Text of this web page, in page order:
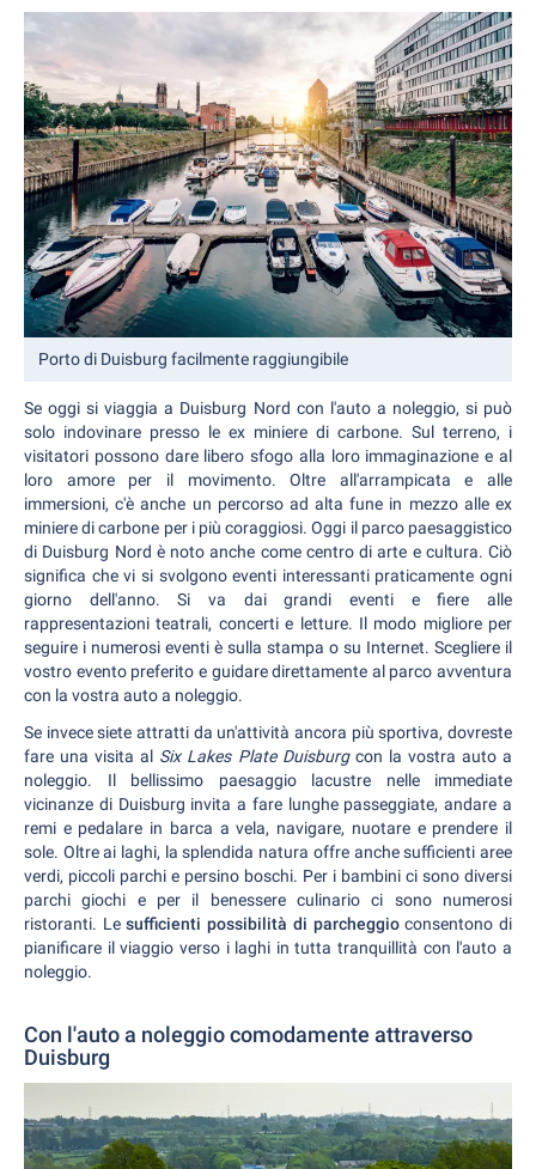
Porto di Duisburg facilmente raggiungibile
Se oggi si viaggia a Duisburg Nord con l'auto a noleggio, si può
solo indovinare presso le ex miniere di carbone. Sul terreno, i
visitatori possono dare libero sfogo alla loro immaginazione e al
loro amore per il movimento. Oltre all'arrampicata e alle
immersioni, c'è anche un percorso ad alta fune in mezzo alle ex
miniere di carbone per i più coraggiosi. Oggi il parco paesaggistico
di Duisburg Nord è noto anche come centro di arte e cultura. Ciò
significa che vi si svolgono eventi interessanti praticamente ogni
giorno dell'anno. Si va dai grandi eventi e fiere alle
rappresentazioni teatrali, concerti e letture. Il modo migliore per
seguire i numerosi eventi è sulla stampa o su Internet. Scegliere il
vostro evento preferito e guidare direttamente al parco avventura
con la vostra auto a noleggio.
Se invece siete attratti da un'attività ancora più sportiva, dovreste
fare una visita al Six Lakes Plate Duisburgcon la vostra auto a
noleggio. Il bellissimo paesaggio lacustre nelle immediate
vicinanze di Duisburg invita a fare lunghe passeggiate, andare a
remi e pedalare in barca a vela, navigare, nuotare e prendere il
sole. Oltre ai laghi, la splendida natura offre anche sufficienti aree
verdi, piccoli parchi e persino boschi. Per i bambini ci sono diversi
parchi giochi e per il benessere culinario ci sono numerosi
ristoranti. Lesufficienti possibilità di parcheggioconsentono di
pianificare il viaggio verso i laghi in tutta tranquillità con l'auto a
noleggio.
Con l'auto a noleggio comodamente attraverso
Duisburg